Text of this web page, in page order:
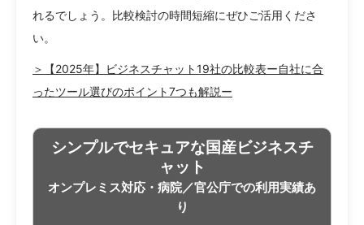
れるでしょう。比較検討の時間短縮にぜひご活用くださ
い。
＞【2025年】ビジネスチャット19社の比較表ー自社に合
ったツール選びのポイント7つも解説ー
シンプルでセキュアな国産ビジネスチ
ャット
オンプレミス対応・病院／官公庁での利用実績あ
り